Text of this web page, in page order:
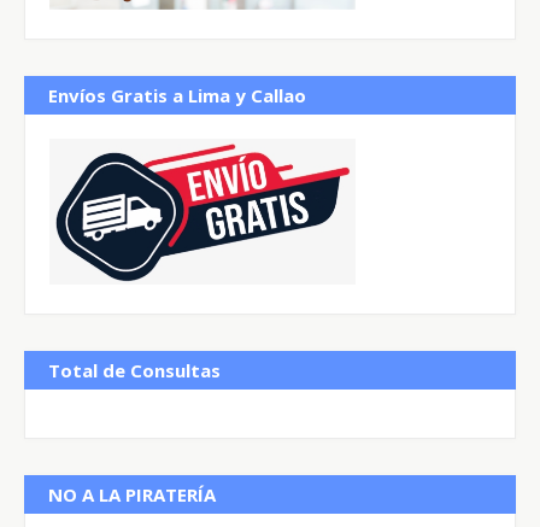
Envíos Gratis a Lima y Callao
Total de Consultas
NO A LA PIRATERÍA